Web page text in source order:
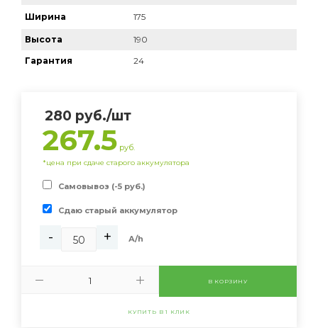
Ширина 175
Высота
190
Гарантия
24
280 руб./шт
267.5 руб.
*цена при сдаче старого аккумулятора
Самовывоз (-5 руб.)
Сдаю старый аккумулятор
- + А/h
В КОРЗИНУ
КУПИТЬ В 1 КЛИК